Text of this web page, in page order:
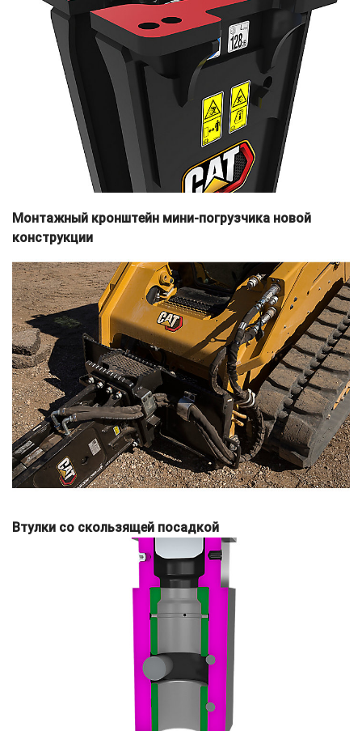
Монтажный кронштейн мини-погрузчика новой
конструкции
Втулки со скользящей посадкой